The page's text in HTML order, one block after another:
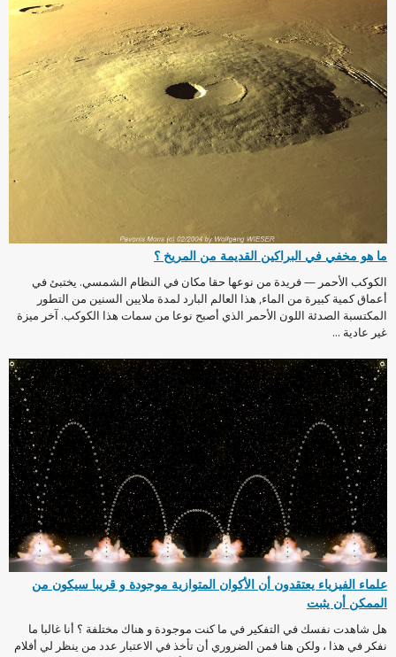
ما هو مخفي في البراكين القديمة من المريخ ؟
الكوكب الأحمر — فريدة من نوعها حقا مكان في النظام الشمسي. يختبئ في
أعماق كمية كبيرة من الماء, هذا العالم البارد لمدة ملايين السنين من التطور
المكتسبة الصدئة اللون الأحمر الذي أصبح نوعا من سمات هذا الكوكب. آخر ميزة
غير عادية ...
علماء الفيزياء يعتقدون أن الأكوان المتوازية موجودة و قريبا سيكون من
الممكن أن يثبت
هل شاهدت نفسك في التفكير في ما كنت موجودة و هناك مختلفة ؟ أنا غالبا ما
نفكر في هذا ، ولكن هنا فمن الضروري أن تأخذ في الاعتبار عدد من ينظر لي أفلام